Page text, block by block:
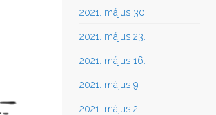
2021. május 30.
2021. május 23.
2021. május 16.
2021. május 9.
2021. május 2.